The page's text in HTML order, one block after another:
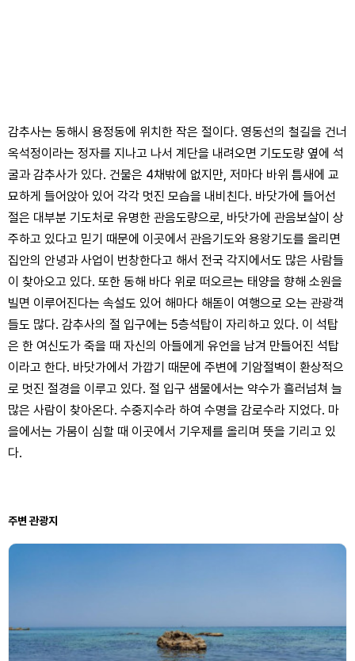
감추사는 동해시 용정동에 위치한 작은 절이다. 영동선의 철길을 건너
옥석정이라는 정자를 지나고 나서 계단을 내려오면 기도도량 옆에 석
굴과 감추사가 있다. 건물은 4채밖에 없지만, 저마다 바위 틈새에 교
묘하게 들어앉아 있어 각각 멋진 모습을 내비친다. 바닷가에 들어선
절은 대부분 기도처로 유명한 관음도량으로, 바닷가에 관음보살이 상
주하고 있다고 믿기 때문에 이곳에서 관음기도와 용왕기도를 올리면
집안의 안녕과 사업이 번창한다고 해서 전국 각지에서도 많은 사람들
이 찾아오고 있다. 또한 동해 바다 위로 떠오르는 태양을 향해 소원을
빌면 이루어진다는 속설도 있어 해마다 해돋이 여행으로 오는 관광객
들도 많다. 감추사의 절 입구에는 5층석탑이 자리하고 있다. 이 석탑
은 한 여신도가 죽을 때 자신의 아들에게 유언을 남겨 만들어진 석탑
이라고 한다. 바닷가에서 가깝기 때문에 주변에 기암절벽이 환상적으
로 멋진 절경을 이루고 있다. 절 입구 샘물에서는 약수가 흘러넘쳐 늘
많은 사람이 찾아온다. 수중지수라 하여 수명을 감로수라 지었다. 마
을에서는 가뭄이 심할 때 이곳에서 기우제를 올리며 뜻을 기리고 있
다.
주변 관광지